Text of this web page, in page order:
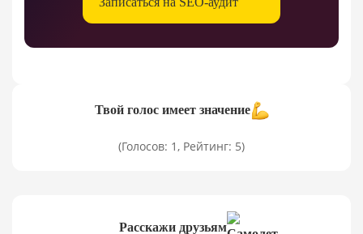
Твой голос имеет значение
(Голосов: 1, Рейтинг: 5)
Расскажи друзьям